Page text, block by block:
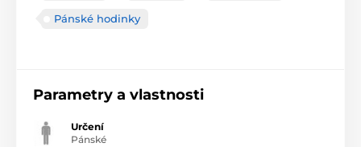
Pánské hodinky
Parametry a vlastnosti
Určení
Pánské